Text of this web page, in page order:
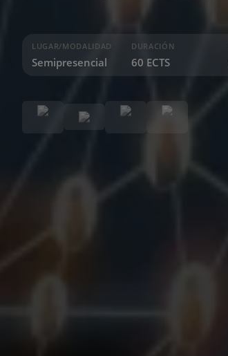
LUGAR/MODALIDAD
Semipresencial
DURACIÓN
60 ECTS